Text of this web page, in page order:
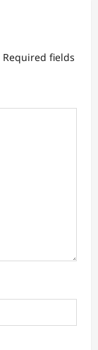
Required fields